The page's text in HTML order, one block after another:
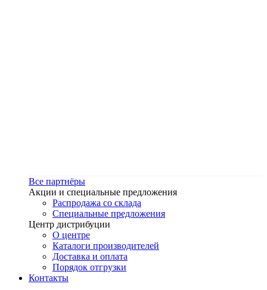
Все партнёры
Акции и специальные предложения
Распродажа со склада
Специальные предложения
Центр дистрибуции
О центре
Каталоги производителей
Доставка и оплата
Порядок отгрузки
Контакты